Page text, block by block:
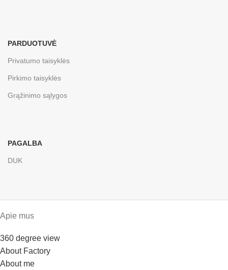
PARDUOTUVĖ
Privatumo taisyklės
Pirkimo taisyklės
Grąžinimo sąlygos
PAGALBA
DUK
Apie mus
360 degree view
About Factory
About me